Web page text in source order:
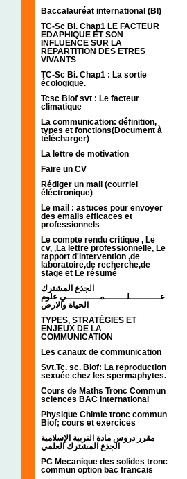
Baccalauréat international (BI)
TC-Sc Bi. Chap1 LE FACTEUR
EDAPHIQUE ET SON
INFLUENCE SUR LA
REPARTITION DES ETRES
VIVANTS
TC-Sc Bi. Chap1 : La sortie
écologique.
Tcsc Biof svt : Le facteur
climatique
La communication: définition,
types et fonctions(Document à
télécharger)
La lettre de motivation
Faire un CV
Rédiger un mail (courriel
éléctronique)
Le mail : astuces pour envoyer
des emails efficaces et
professionnels
Le compte rendu critique , Le
cv, ,La lettre professionnelle, Le
rapport d'intervention ,de
laboratoire,de recherche,de
stage et Le résumé
الجذع المشترك
عـــــــــــلــــــــمــــــــــــي علوم
الحياة والارض
TYPES, STRATÉGIES ET
ENJEUX DE LA
COMMUNICATION
Les canaux de communication
Svt.Tc. sc. Biof: La reproduction
sexuée chez les spermaphytes.
Cours de Maths Tronc Commun
sciences BAC International
Physique Chimie tronc commun
Biof; cours et exercices
مقرر دروس مادة التربية الإسلامية
الجذع المشترك العلمي
PC Mecanique des solides tronc
commun option bac francais